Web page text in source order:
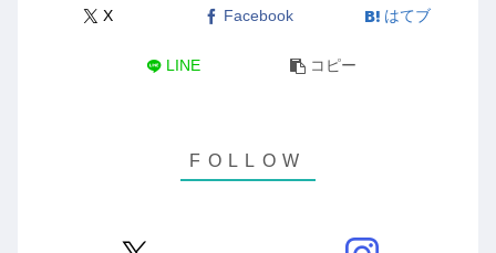
X Facebook はてブ
LINE コピー